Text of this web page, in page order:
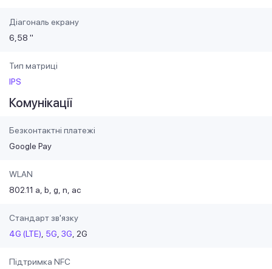
Діагональ екрану
6,58 "
Тип матриці
IPS
Комунікації
Безконтактні платежі
Google Pay
WLAN
802.11 a b g n ac
Стандарт зв'язку
4G (LTE) 5G 3G 2G
Підтримка NFC